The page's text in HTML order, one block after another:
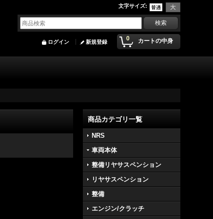
文字サイズ:
0 カートの中身
ログイン 新規登録
商品カテゴリ一覧
NRS
車両本体
整備リヤサスペンション
リヤサスペンション
整備
エンジン/クラッチ